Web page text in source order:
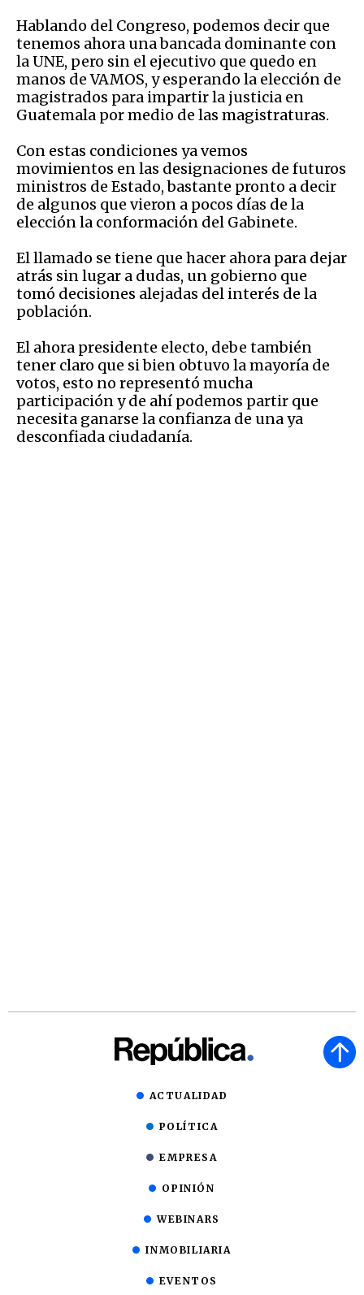
Hablando del Congreso, podemos decir que
tenemos ahora una bancada dominante con
la UNE, pero sin el ejecutivo que quedo en
manos de VAMOS, y esperando la elección de
magistrados para impartir la justicia en
Guatemala por medio de las magistraturas.
Con estas condiciones ya vemos
movimientos en las designaciones de futuros
ministros de Estado, bastante pronto a decir
de algunos que vieron a pocos días de la
elección la conformación del Gabinete.
El llamado se tiene que hacer ahora para dejar
atrás sin lugar a dudas, un gobierno que
tomó decisiones alejadas del interés de la
población.
El ahora presidente electo, debe también
tener claro que si bien obtuvo la mayoría de
votos, esto no representó mucha
participación y de ahí podemos partir que
necesita ganarse la confianza de una ya
desconfiada ciudadanía.
ACTUALIDAD
POLÍTICA
EMPRESA
OPINIÓN
WEBINARS
INMOBILIARIA
EVENTOS